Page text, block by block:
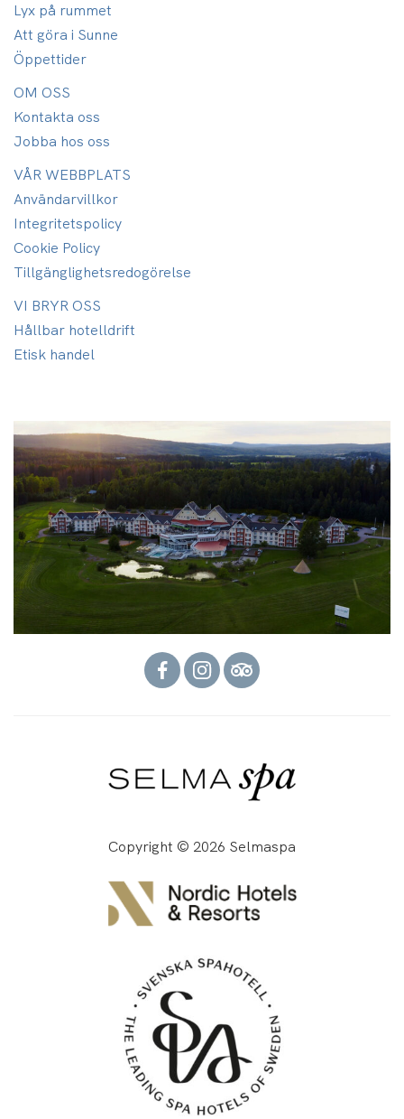
Lyx på rummet
Att göra i Sunne
Öppettider
OM OSS
Kontakta oss
Jobba hos oss
VÅR WEBBPLATS
Användarvillkor
Integritetspolicy
Cookie Policy
Tillgänglighets­redogörelse
VI BRYR OSS
Hållbar hotelldrift
Etisk handel
Copyright © 2026 Selmaspa